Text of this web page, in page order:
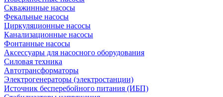
Скважинные насосы
Фекальные насосы
Циркуляционные насосы
Канализационные насосы
Фонтанные насосы
Аксессуары для насосного оборудования
Силовая техника
Автотрансформаторы
Электрогенераторы (электростанции)
Источник бесперебойного питания (ИБП)